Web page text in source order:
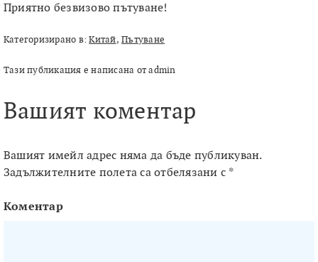
Приятно безвизово пътуване!
Категоризирано в:Китай,Пътуване
Тази публикация е написана от admin
Вашият коментар
Вашият имейл адрес няма да бъде публикуван.
Задължителните полета са отбелязани с *
Коментар